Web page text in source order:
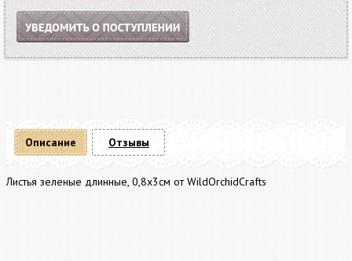
Описание
Листья зеленые длинные, 0,8х3см от WildOrchidCrafts
Отзывы